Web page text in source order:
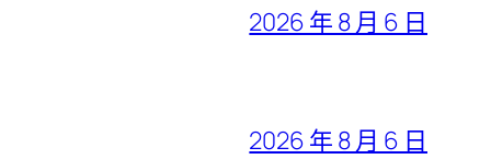
2026 年 8 月 6 日
2026 年 8 月 6 日